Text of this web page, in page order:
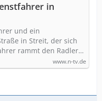
in
und ein
in Streit, der sich
rammt den Radler…
www.n-tv.de